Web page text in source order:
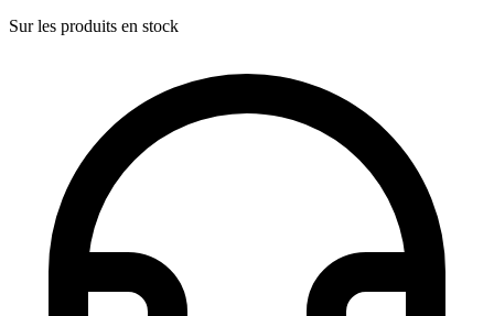
Sur les produits en stock